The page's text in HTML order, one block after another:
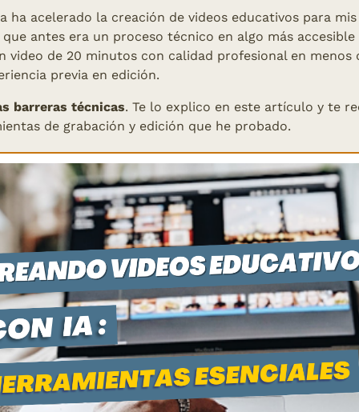
ha acelerado la creación de videos educativos para
antes era un proceso técnico en algo más accesible
video de 20 minutos con calidad profesional en menos
previa en edición.
barreras técnicas. Te lo explico en este artículo y te
de grabación y edición que he probado.